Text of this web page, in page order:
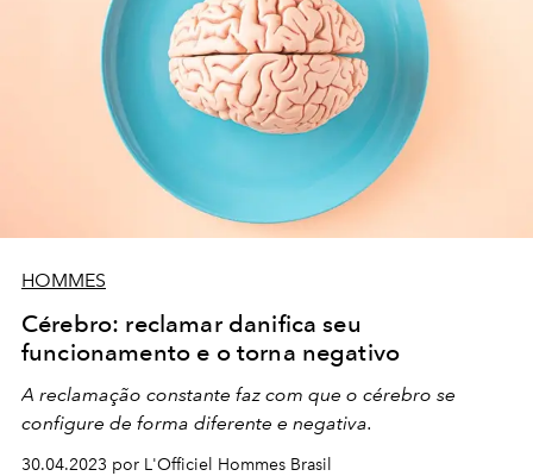
HOMMES
Cérebro: reclamar danifica seu
funcionamento e o torna negativo
A reclamação constante faz com que o cérebro se
configure de forma diferente e negativa.
30.04.2023 por L'Officiel Hommes Brasil